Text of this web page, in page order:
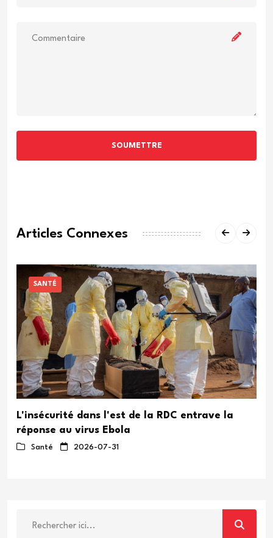
SOUMETTRE
Articles Connexes
SANTÉ
L'insécurité dans l'est de la RDC entrave la
réponse au virus Ebola
Santé 2026-07-31